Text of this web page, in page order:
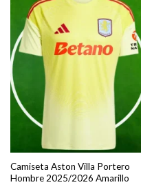
Camiseta Aston Villa Portero
Hombre 2025/2026 Amarillo